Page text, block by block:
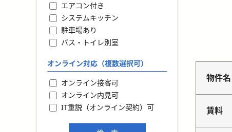
物件名
賃料
エアコン付き
システムキッチン
駐車場あり
バス・トイレ別室
オンライン対応（複数選択可）
オンライン接客可
オンライン内見可
IT重説（オンライン契約）可